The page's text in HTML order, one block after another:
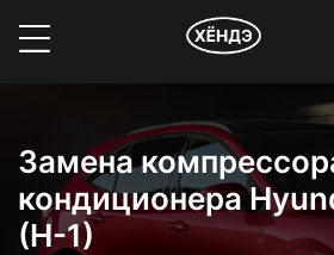
Замена
кондиционера
(H-1)